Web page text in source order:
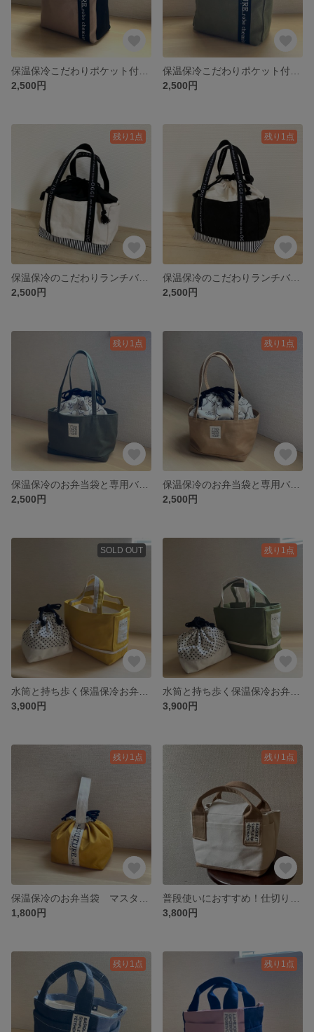
2,500円
2,500円
残り1点
2,500円
残り1点
2,500円
残り1点
2,500円
残り1点
2,500円
SOLD OUT
3,900円
残り1点
3,900円
残り1点
1,800円
残り1点
3,800円
残り1点 残り1点